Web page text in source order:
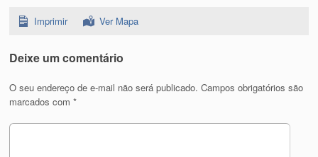
Imprimir Ver Mapa
Deixe um comentário
O seu endereço de e-mail não será publicado. Campos obrigatórios são
marcados com*